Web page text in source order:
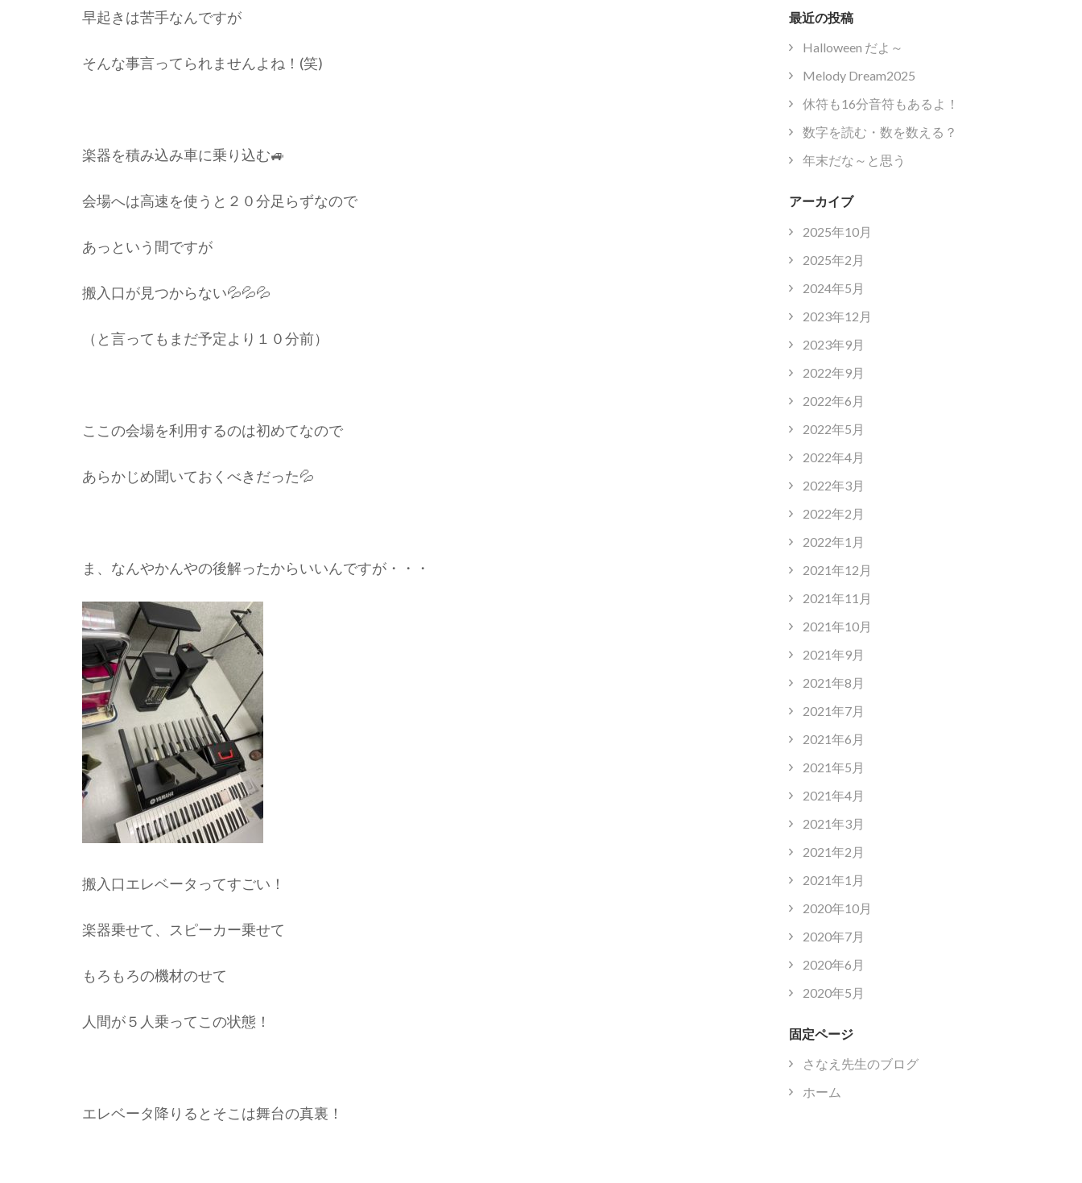
早起きは苦手なんですが
そんな事言ってられませんよね！(笑)
楽器を積み込み車に乗り込む🚙
会場へは高速を使うと２０分足らずなので
あっという間ですが
搬入口が見つからない💦💦💦
（と言ってもまだ予定より１０分前）
ここの会場を利用するのは初めてなので
あらかじめ聞いておくべきだった💦
ま、なんやかんやの後解ったからいいんですが・・・
搬入口エレベータってすごい！
楽器乗せて、スピーカー乗せて
もろもろの機材のせて
人間が５人乗ってこの状態！
エレベータ降りるとそこは舞台の真裏！
最近の投稿
Halloween だよ～
Melody Dream2025
休符も16分音符もあるよ！
数字を読む・数を数える？
年末だな～と思う
アーカイブ
2025年10月
2025年2月
2024年5月
2023年12月
2023年9月
2022年9月
2022年6月
2022年5月
2022年4月
2022年3月
2022年2月
2022年1月
2021年12月
2021年11月
2021年10月
2021年9月
2021年8月
2021年7月
2021年6月
2021年5月
2021年4月
2021年3月
2021年2月
2021年1月
2020年10月
2020年7月
2020年6月
2020年5月
固定ページ
さなえ先生のブログ
ホーム